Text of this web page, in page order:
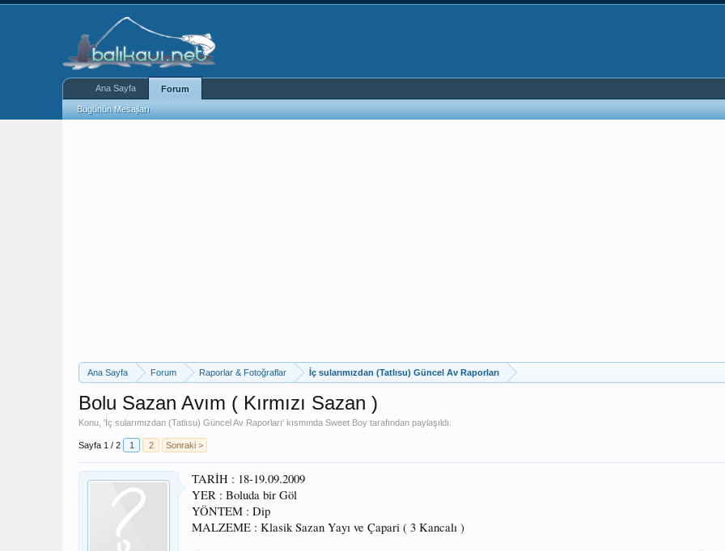
Ana Sayfa Forum Raporlar & Fotoğraflar İç sularımızdan (Tatlısu) Güncel Av Raporları
Bolu Sazan Avım ( Kırmızı Sazan )
Konu, 'İç sularımızdan (Tatlısu) Güncel Av Raporları' kısmında Sweet Boy tarafından paylaşıldı.
Sayfa 1 / 2 1 2 Sonraki >
TARİH : 18-19.09.2009
YER : Boluda bir Göl
YÖNTEM : Dip
MALZEME : Klasik Sazan Yayı ve Çapari ( 3 Kancalı )
Ana Sayfa Forum
Bugünün Mesajları